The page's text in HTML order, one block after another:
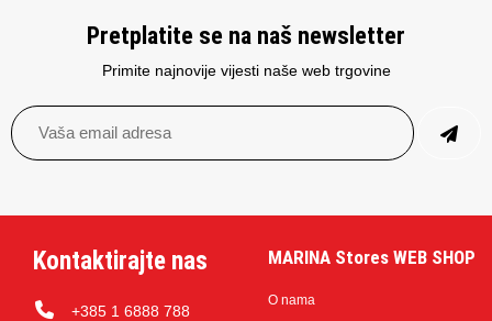
Pretplatite se na naš newsletter
Primite najnovije vijesti naše web trgovine
Kontaktirajte nas
+385 1 6888 788
MARINA Stores WEB SHOP
O nama